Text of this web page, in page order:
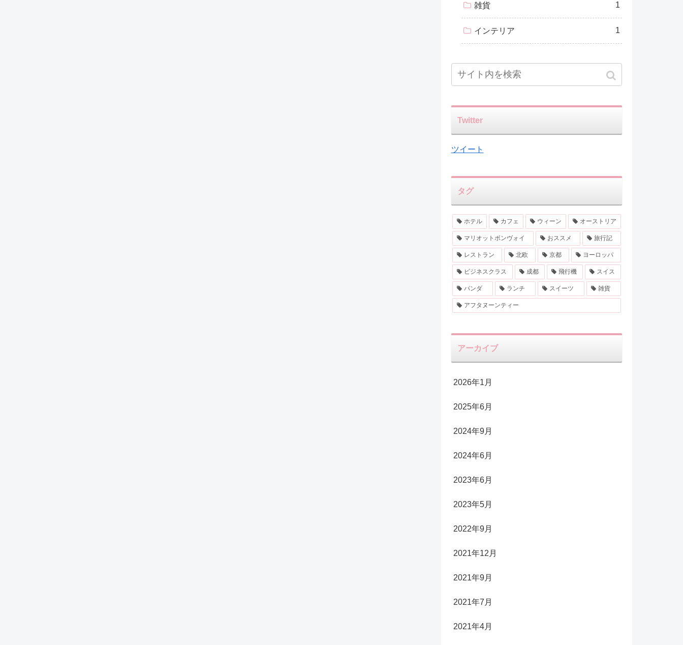
雑貨 1
インテリア 1
Twitter
ツイート
タグ
ホテル カフェ ウィーン オーストリア
マリオットボンヴォイ おススメ 旅行記
レストラン 北欧 京都 ヨーロッパ
ビジネスクラス 成都 飛行機 スイス
パンダ ランチ スイーツ 雑貨
アフタヌーンティー
アーカイブ
2026年1月
2025年6月
2024年9月
2024年6月
2023年6月
2023年5月
2022年9月
2021年12月
2021年9月
2021年7月
2021年4月